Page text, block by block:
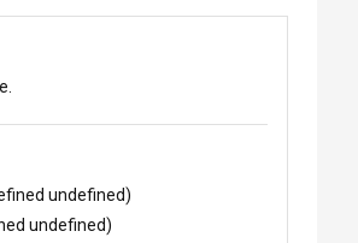
undefined)
undefined)